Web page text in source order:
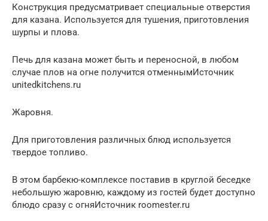
Конструкция предусматривает специальные отверстия
для казана. Используется для тушения, приготовления
шурпы и плова.
Печь для казана может быть и переносной, в любом
случае плов на огне получится отменнымИсточник
unitedkitchens.ru
Жаровня.
Для приготовления различных блюд используется
твердое топливо.
В этом барбекю-комплексе поставив в круглой беседке
небольшую жаровню, каждому из гостей будет доступно
блюдо сразу с огняИсточник roomester.ru